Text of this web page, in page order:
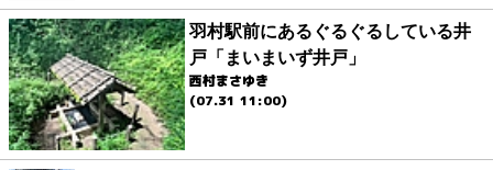
羽村駅前にあるぐるぐるしている井
戸「まいまいず井戸」
西村まさゆき
(07.31 11:00)